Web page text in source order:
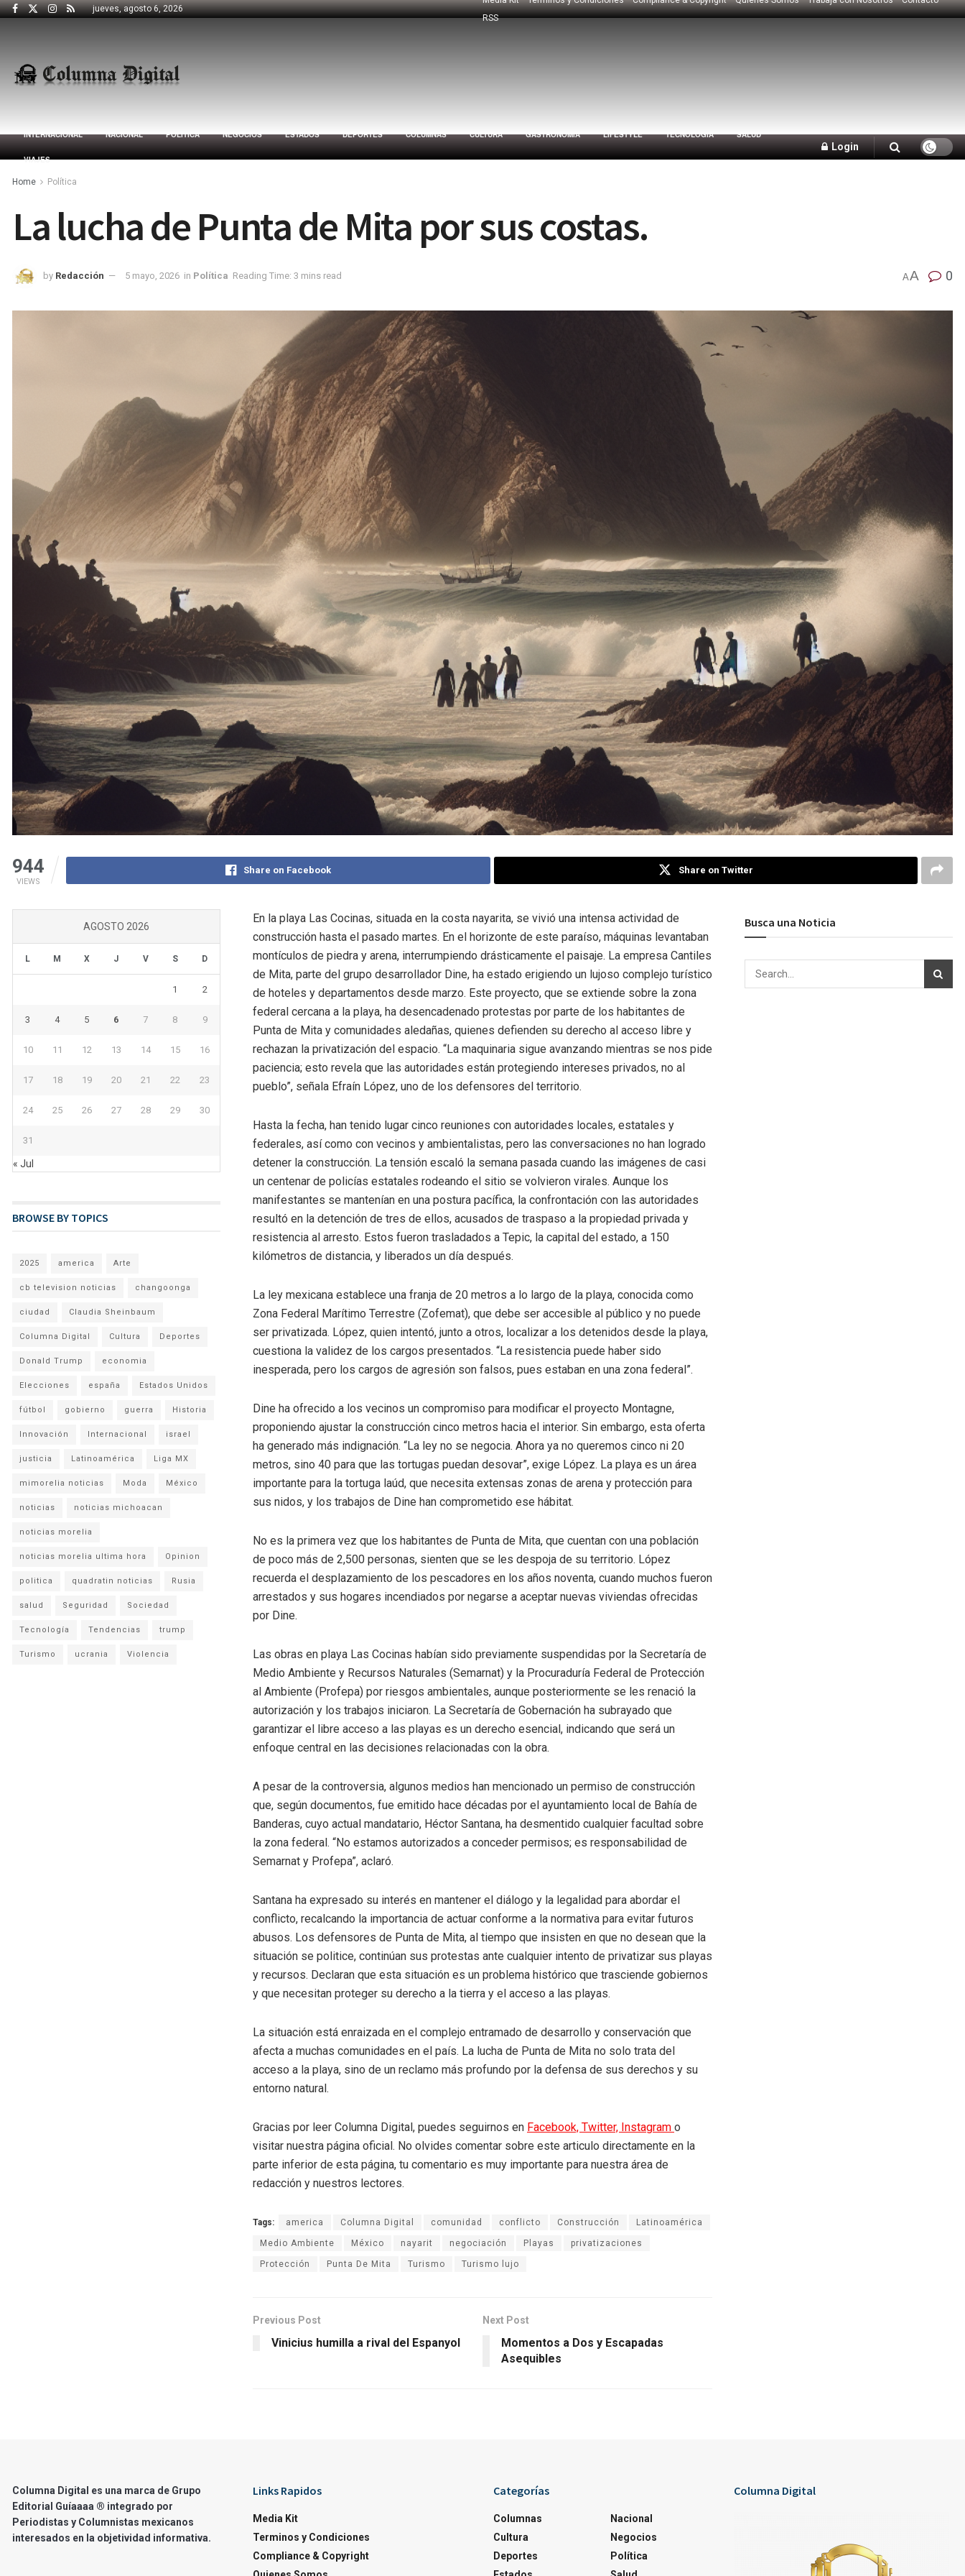
jueves, agosto 6, 2026
RSS
INTERNACIONAL NACIONAL POLÍTICA NEGOCIOS ESTADOS DEPORTES COLUMNAS CULTURA GASTRONOMÍA LIFESTYLE TECNOLOGÍA SALUD
VIAJES
Login
Home Política
La lucha de Punta de Mita por sus costas.
by Redacción 5 mayo, 2026 in Política Reading Time: 3 mins read AA 0
944
VIEWS
Share on Facebook Share on Twitter
En la playa Las Cocinas, situada en la costa nayarita, se vivió una intensa actividad de
construcción hasta el pasado martes. En el horizonte de este paraíso, máquinas levantaban
montículos de piedra y arena, interrumpiendo drásticamente el paisaje. La empresa Cantiles
de Mita, parte del grupo desarrollador Dine, ha estado erigiendo un lujoso complejo turístico
de hoteles y departamentos desde marzo. Este proyecto, que se extiende sobre la zona
federal cercana a la playa, ha desencadenado protestas por parte de los habitantes de
Punta de Mita y comunidades aledañas, quienes defienden su derecho al acceso libre y
rechazan la privatización del espacio. “La maquinaria sigue avanzando mientras se nos pide
paciencia; esto revela que las autoridades están protegiendo intereses privados, no al
pueblo”, señala Efraín López, uno de los defensores del territorio.
Hasta la fecha, han tenido lugar cinco reuniones con autoridades locales, estatales y
federales, así como con vecinos y ambientalistas, pero las conversaciones no han logrado
detener la construcción. La tensión escaló la semana pasada cuando las imágenes de casi
un centenar de policías estatales rodeando el sitio se volvieron virales. Aunque los
manifestantes se mantenían en una postura pacífica, la confrontación con las autoridades
resultó en la detención de tres de ellos, acusados de traspaso a la propiedad privada y
resistencia al arresto. Estos fueron trasladados a Tepic, la capital del estado, a 150
kilómetros de distancia, y liberados un día después.
La ley mexicana establece una franja de 20 metros a lo largo de la playa, conocida como
Zona Federal Marítimo Terrestre (Zofemat), que debe ser accesible al público y no puede
ser privatizada. López, quien intentó, junto a otros, localizar a los detenidos desde la playa,
cuestiona la validez de los cargos presentados. “La resistencia puede haber sido
inesperada, pero los cargos de agresión son falsos, pues estaban en una zona federal”.
Dine ha ofrecido a los vecinos un compromiso para modificar el proyecto Montagne,
proponiendo ajustar la construcción cinco metros hacia el interior. Sin embargo, esta oferta
ha generado más indignación. “La ley no se negocia. Ahora ya no queremos cinco ni 20
metros, sino 40 para que las tortugas puedan desovar”, exige López. La playa es un área
importante para la tortuga laúd, que necesita extensas zonas de arena y protección para
sus nidos, y los trabajos de Dine han comprometido ese hábitat.
No es la primera vez que los habitantes de Punta de Mita, que cuentan con una población
de poco más de 2,500 personas, sienten que se les despoja de su territorio. López
recuerda el desplazamiento de los pescadores en los años noventa, cuando muchos fueron
arrestados y sus hogares incendiados por negarse a aceptar nuevas viviendas ofrecidas
por Dine.
Las obras en playa Las Cocinas habían sido previamente suspendidas por la Secretaría de
Medio Ambiente y Recursos Naturales (Semarnat) y la Procuraduría Federal de Protección
al Ambiente (Profepa) por riesgos ambientales, aunque posteriormente se les renació la
autorización y los trabajos iniciaron. La Secretaría de Gobernación ha subrayado que
garantizar el libre acceso a las playas es un derecho esencial, indicando que será un
enfoque central en las decisiones relacionadas con la obra.
A pesar de la controversia, algunos medios han mencionado un permiso de construcción
que, según documentos, fue emitido hace décadas por el ayuntamiento local de Bahía de
Banderas, cuyo actual mandatario, Héctor Santana, ha desmentido cualquier facultad sobre
la zona federal. “No estamos autorizados a conceder permisos; es responsabilidad de
Semarnat y Profepa”, aclaró.
Santana ha expresado su interés en mantener el diálogo y la legalidad para abordar el
conflicto, recalcando la importancia de actuar conforme a la normativa para evitar futuros
abusos. Los defensores de Punta de Mita, al tiempo que insisten en que no desean que la
situación se politice, continúan sus protestas ante cualquier intento de privatizar sus playas
y recursos. Declaran que esta situación es un problema histórico que trasciende gobiernos
y que necesitan proteger su derecho a la tierra y el acceso a las playas.
La situación está enraizada en el complejo entramado de desarrollo y conservación que
afecta a muchas comunidades en el país. La lucha de Punta de Mita no solo trata del
acceso a la playa, sino de un reclamo más profundo por la defensa de sus derechos y su
entorno natural.
Gracias por leer Columna Digital, puedes seguirnos en Facebook, Twitter, Instagram o
visitar nuestra página oficial. No olvides comentar sobre este articulo directamente en la
parte inferior de esta página, tu comentario es muy importante para nuestra área de
redacción y nuestros lectores.
Tags: america Columna Digital comunidad conflicto Construcción Latinoamérica
Medio Ambiente México nayarit negociación Playas privatizaciones
Protección Punta De Mita Turismo Turismo lujo
Previous Post
Vinicius humilla a rival del Espanyol
Next Post
Momentos a Dos y Escapadas
Asequibles
AGOSTO 2026
L M X J V S D
1 2
3 4 5 6 7 8 9
10 11 12 13 14 15 16
17 18 19 20 21 22 23
24 25 26 27 28 29 30
31
« Jul
BROWSE BY TOPICS
2025 america Arte
cb television noticias changoonga
ciudad Claudia Sheinbaum
Columna Digital Cultura Deportes
Donald Trump economia
Elecciones españa Estados Unidos
fútbol gobierno guerra Historia
Innovación Internacional israel
justicia Latinoamérica Liga MX
mimorelia noticias Moda México
noticias noticias michoacan
noticias morelia
noticias morelia ultima hora Opinion
politica quadratin noticias Rusia
salud Seguridad Sociedad
Tecnología Tendencias trump
Turismo ucrania Violencia
Busca una Noticia
Columna Digital es una marca de Grupo
Editorial Guíaaaa ® integrado por
Periodistas y Columnistas mexicanos
interesados en la objetividad informativa.
Links Rapidos
Media Kit
Terminos y Condiciones
Compliance & Copyright
Categorías
Columnas
Cultura
Deportes
Nacional
Negocios
Política
Columna Digital